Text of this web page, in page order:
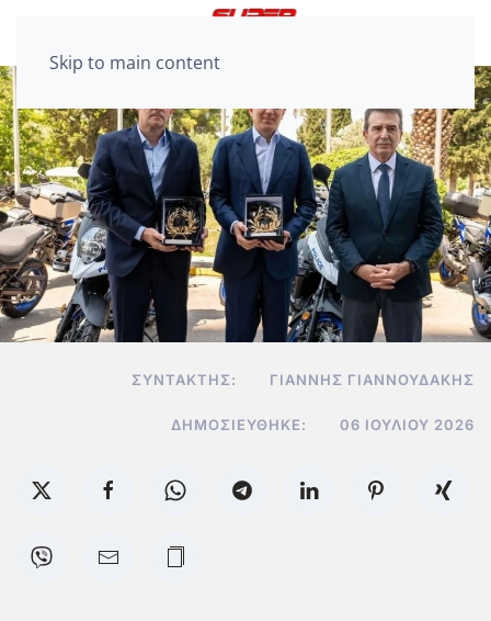
Skip to main content
ΣΥΝΤΆΚΤΗΣ: ΓΙΆΝΝΗΣ ΓΙΑΝΝΟΥΔΆΚΗΣ
ΔΗΜΟΣΙΕΎΘΗΚΕ: 06 ΙΟΥΛΊΟΥ 2026